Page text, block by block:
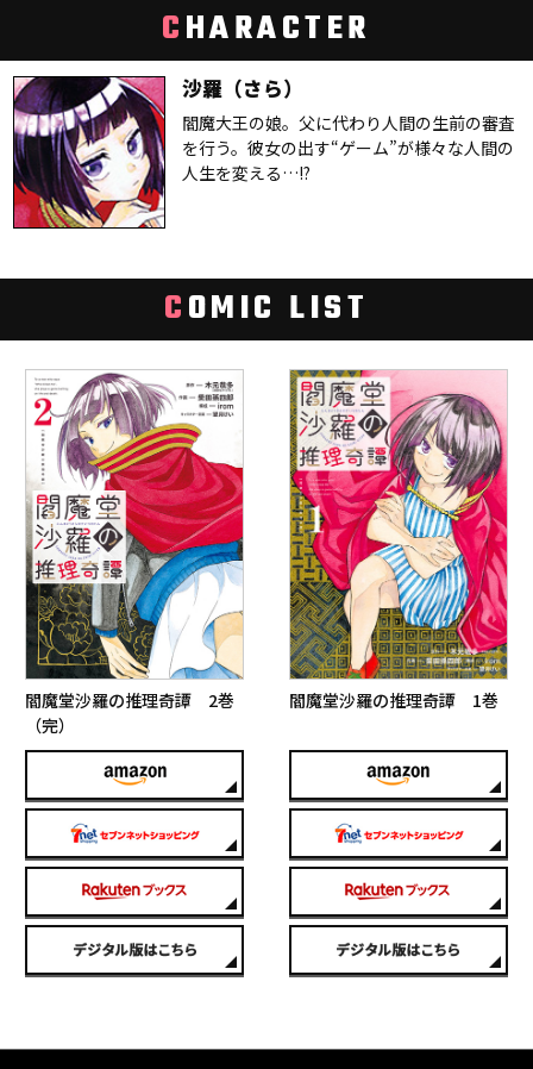
CHARACTER
沙羅（さら）
閻魔大王の娘。父に代わり人間の生前の審査
を行う。彼女の出す“ゲーム”が様々な人間の
人生を変える…!?
COMIC LIST
閻魔堂沙羅の推理奇譚 2巻
（完）
閻魔堂沙羅の推理奇譚 1巻